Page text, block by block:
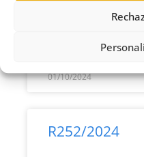
01/10/2024
R252/2024